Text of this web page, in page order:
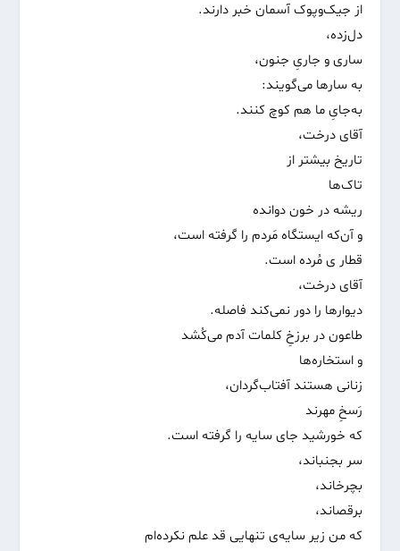
از جیک‌وپوک آسمان خبر دارند.
دل‌زده،
ساری و جاریِ جنون،
به سارها می‌گویند:
به‌جایِ ما هم کوچ کنند.
آقای درخت،
تاریخ بیشتر از
تاک‌ها
ریشه در خون دوانده
و آن‌که ایستگاه مَردم را گرفته است،
قطار ی مُرده است.
آقای درخت،
دیوارها را دور نمی‌کند فاصله.
طاعون در برزخِ کلمات آدم می‌کُشد
و استخاره‌ها
زنانی هستند آفتاب‌گردان،
رَسخِ مهرند
که خورشید جای سایه را گرفته است.
سر بجنباند،
بچرخاند،
برقصاند،
که من زیر سایه‌ی تنهایی قد علم نکرده‌ام